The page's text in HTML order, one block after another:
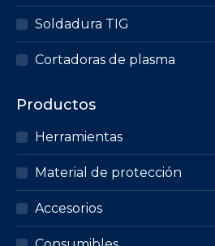
Soldadura TIG
Cortadoras de plasma
Productos
Herramientas
Material de protección
Accesorios